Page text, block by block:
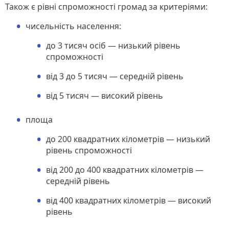
Також є рівні спроможності громад за критеріями:
чисельність населення:
до 3 тисяч осіб — низький рівень
спроможності
від 3 до 5 тисяч — середній рівень
від 5 тисяч — високий рівень
площа
до 200 квадратних кілометрів — низький
рівень спроможності
від 200 до 400 квадратних кілометрів —
середній рівень
від 400 квадратних кілометрів — високий
рівень